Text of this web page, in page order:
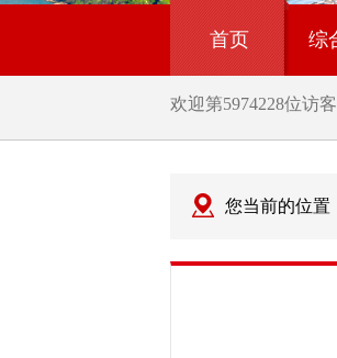
首页 综
欢迎第5974228位访客
您当前的位置